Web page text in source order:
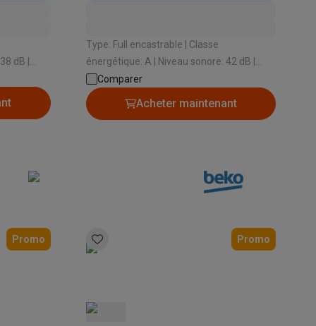
Type: Full encastrable | Classe
énergétique: A | Niveau sonore: 42 dB |
Type de système de séchage: Airdry
Comparer
Acheter maintenant
Promo Promo